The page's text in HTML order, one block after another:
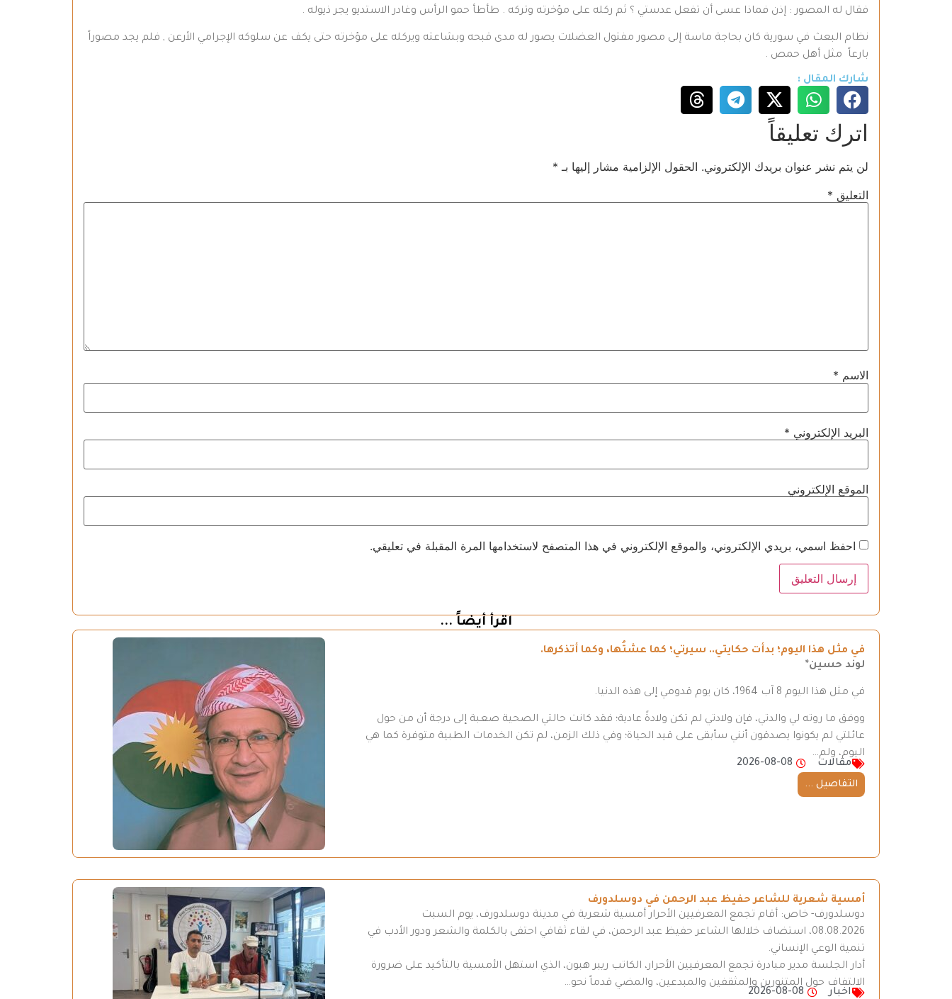
فقال له المصور : إذن فماذا عسى أن تفعل عدستي ؟ ثم ركله على مؤخرته وتركه . طأطأ حمو الرأس وغادر الاستديو يجر ذيوله .
نظام البعث في سورية كان بحاجة ماسة إلى مصور مفتول العضلات يصور له مدى قبحه وبشاعته ويركله على مؤخرته حتى يكف عن سلوكه الإجرامي الأرعن , فلم يجد مصوراً
بارعاً مثل أهل حمص .
شارك المقال :
اترك تعليقاً
لن يتم نشر عنوان بريدك الإلكتروني. الحقول الإلزامية مشار إليها بـ *
التعليق *
الاسم *
البريد الإلكتروني *
الموقع الإلكتروني
احفظ اسمي، بريدي الإلكتروني، والموقع الإلكتروني في هذا المتصفح لاستخدامها المرة المقبلة في تعليقي.
اقرأ أيضاً ...
في مثل هذا اليوم؛ بدأت حكايتي.. سيرتي؛ كما عشتُها، وكما أتذكرها.
لوند حسين*
في مثل هذا اليوم 8 آب 1964، كان يوم قدومي إلى هذه الدنيا.
ووفق ما روته لي والدتي، فإن ولادتي لم تكن ولادةً عادية؛ فقد كانت حالتي الصحية صعبة إلى درجة أن من حول
عائلتي لم يكونوا يصدقون أنني سأبقى على قيد الحياة؛ وفي ذلك الزمن، لم تكن الخدمات الطبية متوفرة كما هي
اليوم، ولم…
مقالات
2026-08-08
التفاصيل ...
أمسية شعرية للشاعر حفيظ عبد الرحمن في دوسلدورف
دوسلدورف- خاص: أقام تجمع المعرفيين الأحرار أمسية شعرية في مدينة دوسلدورف، يوم السبت
08.08.2026، استضاف خلالها الشاعر حفيظ عبد الرحمن، في لقاء ثقافي احتفى بالكلمة والشعر ودور الأدب في
تنمية الوعي الإنساني.
أدار الجلسة مدير مبادرة تجمع المعرفيين الأحرار، الكاتب ريبر هبون، الذي استهل الأمسية بالتأكيد على ضرورة
الالتفاف حول المتنورين والمثقفين والمبدعين، والمضي قدماً نحو…
اخبار
2026-08-08